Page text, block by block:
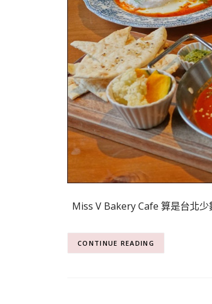
Miss V Bakery Cafe 算是台北
CONTINUE READING